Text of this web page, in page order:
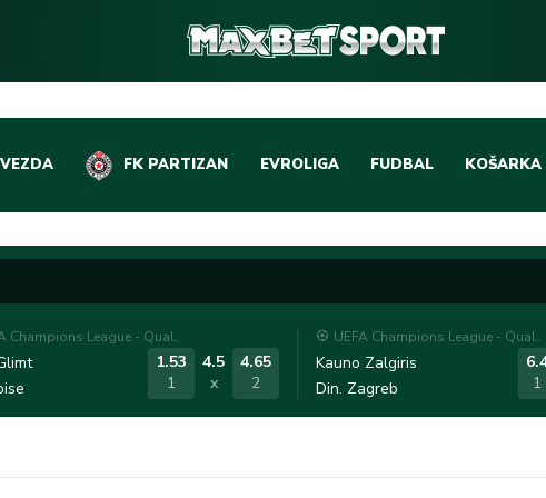
FK PARTIZAN EVROLIGA FUDBAL
DOMAĆI FUDBAL
LIGE PETICE
OSTALE LIGE
KOŠARKA
EVROLIGA
ABA LIGA
Champions League - Qual.
1.53
1
4.5
x
4.65
2
UEFA Champions League - Qual.
Kauno Zalgiris
Din. Zagreb
1